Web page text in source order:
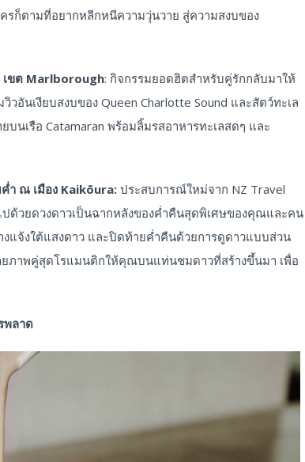
รก็ตามที่อยากหลีกหนีความวุ่นวาย สู่ความสงบของ
ขต Marlborough: กิจกรรมยอดฮิตสำหรับคู่รักกลับมาให้
อันเงียบสงบของ Queen Charlotte Sound และสัตว์ทะเล
นเรือ Catamaran พร้อมลิ้มรสอาหารทะเลสดๆ และ
ำ ณ เมือง Kaikōura: ประสบการณ์ใหม่จาก NZ Travel
ด้วยดวงดาวเป็นฉากหลังของค่ำคืนสุดพิเศษของคุณและคน
แจ้งใต้แสงดาว และปิดท้ายค่ำคืนด้วยการดูดาวแบบส่วน
ยภาพคู่สุดโรแมนติกให้คุณบนแท่นชมดาวที่สร้างขึ้นมา เพื่อ
พลาด